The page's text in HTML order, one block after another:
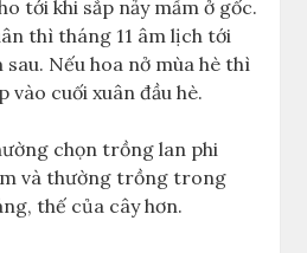
tới khi sắp nảy mầm ở gốc.
thì tháng 11 âm lịch tới
Nếu hoa nở mùa hè thì
vào cuối xuân đầu hè.
chọn trồng lan phi
và thường trồng trong
thế của cây hơn.